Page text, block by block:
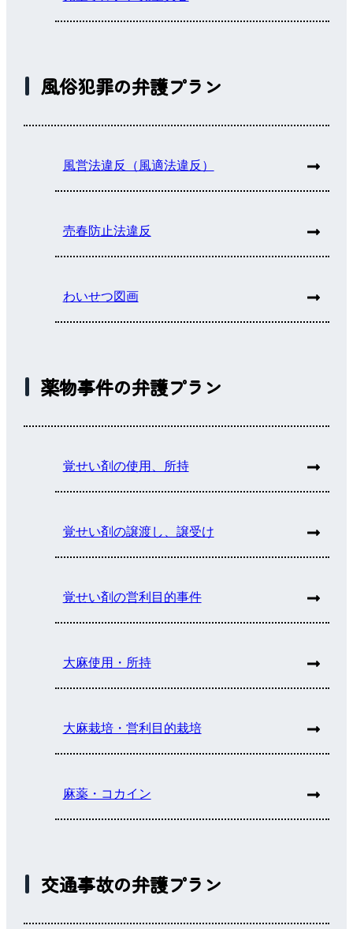
風俗犯罪の弁護プラン
風営法違反（風適法違反）
売春防止法違反
わいせつ図画
薬物事件の弁護プラン
覚せい剤の使用、所持
覚せい剤の譲渡し、譲受け
覚せい剤の営利目的事件
大麻使用・所持
大麻栽培・営利目的栽培
麻薬・コカイン
交通事故の弁護プラン